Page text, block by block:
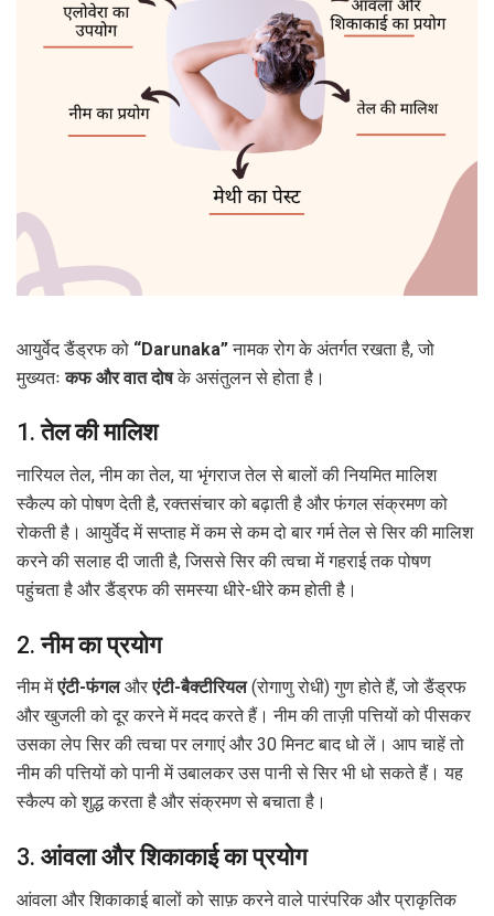
आयुर्वेद डैंड्रफ को “Darunaka”नामक रोग के अंतर्गत रखता है, जो
मुख्यतःकफ और वात दोषके असंतुलन से होता है।
1.तेल की मालिश
नारियल तेल, नीम का तेल, या भृंगराज तेल से बालों की नियमित मालिश
स्कैल्प को पोषण देती है, रक्तसंचार को बढ़ाती है और फंगल संक्रमण को
रोकती है। आयुर्वेद में सप्ताह में कम से कम दो बार गर्म तेल से सिर की मालिश
करने की सलाह दी जाती है, जिससे सिर की त्वचा में गहराई तक पोषण
पहुंचता है और डैंड्रफ की समस्या धीरे-धीरे कम होती है।
2.नीम का प्रयोग
नीम मेंएंटी-फंगलऔरएंटी-बैक्टीरियल(रोगाणु रोधी) गुण होते हैं, जो डैंड्रफ
और खुजली को दूर करने में मदद करते हैं। नीम की ताज़ी पत्तियों को पीसकर
उसका लेप सिर की त्वचा पर लगाएं और 30 मिनट बाद धो लें। आप चाहें तो
नीम की पत्तियों को पानी में उबालकर उस पानी से सिर भी धो सकते हैं। यह
स्कैल्प को शुद्ध करता है और संक्रमण से बचाता है।
3. आंवला और शिकाकाई का प्रयोग
आंवला और शिकाकाई बालों को साफ़ करने वाले पारंपरिक और प्राकृतिक